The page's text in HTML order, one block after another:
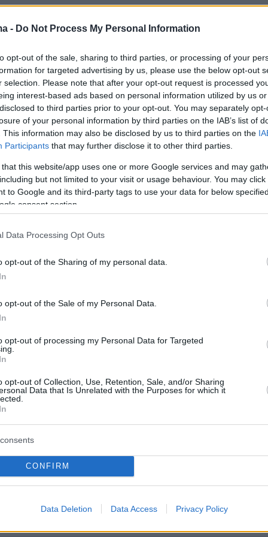
- Do Not Process My Personal Information
opt-out of the sale, sharing to third parties, or processing of your
for targeted advertising by us, please use the below opt-out
selection. Please note that after your opt-out request is processed
interest-based ads based on personal information utilized by us
to third parties prior to your opt-out. You may separately
of your personal information by third parties on the IAB’s list of
This information may also be disclosed by us to third parties on the
Participants that may further disclose it to other third parties.
that this website/app uses one or more Google services and may
but not limited to your visit or usage behaviour. You may
to Google and its third-party tags to use your data for below
consent section.
Data Processing Opt Outs
opt-out of the Sharing of my personal data.
opt-out of the Sale of my Personal Data.
opt-out of processing my Personal Data for Targeted
opt-out of Collection, Use, Retention, Sale, and/or Sharing
Data that Is Unrelated with the Purposes for which it
CONFIRM
Data Deletion Data Access Privacy Policy
του κάμπινγκ στο DreamVille και ο
θα λειτουργούν ξεχωριστά, με τους
κεντρικής σκηνής να εμφανίζονται στη
στον χώρο όπου θα διαμένουν οι
αλλά αυτό σημαίνει ότι οι διαμένοντες δεν
στον υπόλοιπο χώρο της εκδήλωσης.
αρχικά προγραμματιστεί να ανοίξει τις
(18 Ιουλίου) στις 12 το μεσημέρι και να
αργά το βράδυ της Κυριακής, με
τριήμερο φεστιβάλ ηλεκτρονικής
θα συνεχιστεί κανονικά μέχρι το Σάββατο.
πιο δημοφιλείς DJs στον κόσμο θα
στη σκηνή το Σαββατοκύριακο, μεταξύ των
Aoki.
αστυνομικούς για εμπόριο ναρκωτικών -
τα κέρδη